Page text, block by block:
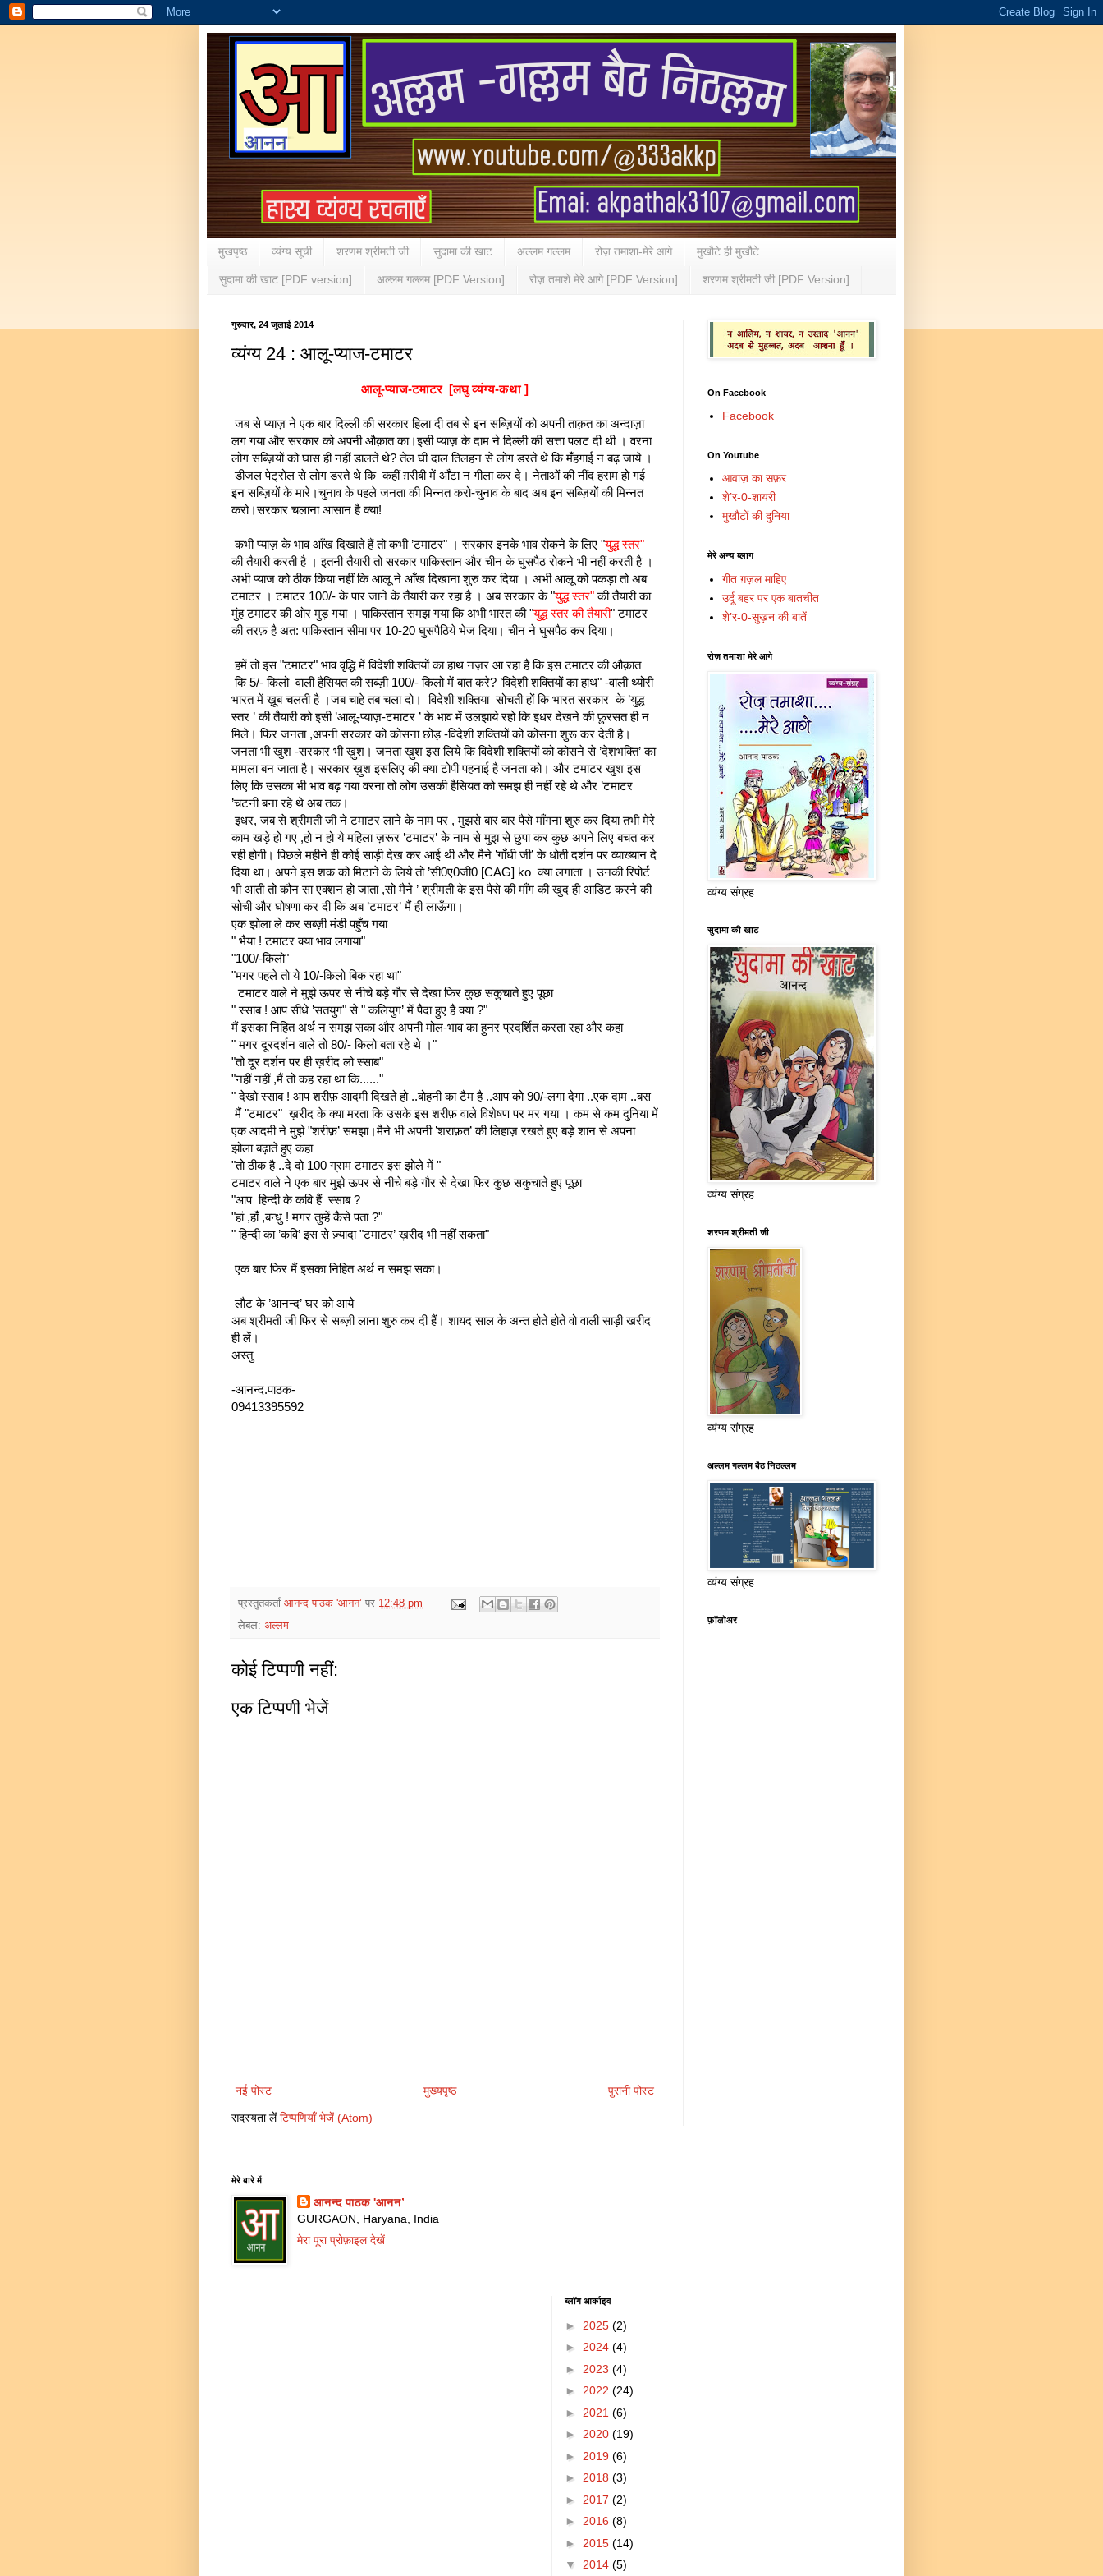
मुखपृष्ठ व्यंग्य सूची शरणम श्रीमती जी सुदामा की खाट अल्लम गल्लम रोज़ तमाशा-मेरे आगे मुखौटे ही मुखौटे
सुदामा की खाट [PDF version] अल्लम गल्लम [PDF Version] रोज़ तमाशे मेरे आगे [PDF Version] शरणम श्रीमती जी [PDF Version]
गुरुवार, 24 जुलाई 2014
व्यंग्य 24 : आलू-प्याज-टमाटर
आलू-प्याज-टमाटर [लघु व्यंग्य-कथा ]
जब से प्याज़ ने एक बार दिल्ली की सरकार हिला दी तब से इन सब्ज़ियों को अपनी ताक़त का अन्दाज़ा
लग गया और सरकार को अपनी औक़ात का।इसी प्याज़ के दाम ने दिल्ली की सत्ता पलट दी थी । वरना
लोग सब्ज़ियों को घास ही नहीं डालते थे? तेल घी दाल तिलहन से लोग डरते थे कि मँहगाई न बढ़ जाये ।
डीजल पेट्रोल से लोग डरते थे कि कहीं ग़रीबी में आँटा न गीला कर दे। नेताओं की नींद हराम हो गई
इन सब्ज़ियों के मारे।चुनाव के पहले जनता की मिन्नत करो-चुनाव के बाद अब इन सब्ज़ियों की मिन्नत
करो।सरकार चलाना आसान है क्या!
कभी प्याज़ के भाव आँख दिखाते हैं तो कभी ’टमाटर" । सरकार इनके भाव रोकने के लिए "युद्ध स्तर"
की तैयारी करती है । इतनी तैयारी तो सरकार पाकिस्तान और चीन के घुसपैठ रोकने भी नहीं करती है ।
अभी प्याज को ठीक किया नहीं कि आलू ने आँख दिखाना शुरु कर दिया । अभी आलू को पकड़ा तो अब
टमाटर । टमाटर 100/- के पार जाने के तैयारी कर रहा है । अब सरकार के "युद्ध स्तर"की तैयारी का
मुंह टमाटर की ओर मुड़ गया । पाकिस्तान समझ गया कि अभी भारत की "युद्ध स्तर की तैयारी" टमाटर
की तरफ़ है अत: पाकिस्तान सीमा पर 10-20 घुसपैठिये भेज दिया। चीन ने घुसपैठ कर दिया।
हमें तो इस "टमाटर" भाव वृद्धि में विदेशी शक्तियों का हाथ नज़र आ रहा है कि इस टमाटर की औक़ात
कि 5/- किलो वाली हैसियत की सब्ज़ी 100/- किलो में बात करे? ’विदेशी शक्तियों का हाथ" -वाली थ्योरी
भारत में ख़ूब चलती है ।जब चाहे तब चला दो। विदेशी शक्तिया सोचती हों कि भारत सरकार के ’युद्ध
स्तर ’ की तैयारी को इसी ’आलू-प्याज़-टमाटर ’ के भाव में उलझाये रहो कि इधर देखने की फ़ुरसत ही न
मिले। फिर जनता ,अपनी सरकार को कोसना छोड़ -विदेशी शक्तियों को कोसना शुरू कर देती है।
जनता भी खुश -सरकार भी ख़ुश। जनता ख़ुश इस लिये कि विदेशी शक्तियों को कोसने से ’देशभक्ति’ का
मामला बन जाता है। सरकार ख़ुश इसलिए की क्या टोपी पहनाई है जनता को। और टमाटर खुश इस
लिए कि उसका भी भाव बढ़ गया वरना तो लोग उसकी हैसियत को समझ ही नहीं रहे थे और ’टमाटर
’चटनी बना रहे थे अब तक।
इधर, जब से श्रीमती जी ने टमाटर लाने के नाम पर , मुझसे बार बार पैसे माँगना शुरु कर दिया तभी मेरे
काम खड़े हो गए ,हो न हो ये महिला ज़रूर ’टमाटर’ के नाम से मुझ से छुपा कर कुछ अपने लिए बचत कर
रही होगी। पिछले महीने ही कोई साड़ी देख कर आई थी और मैने ’गाँधी जी’ के धोती दर्शन पर व्याख्यान दे
दिया था। अपने इस शक को मिटाने के लिये तो ’सी0ए0जी0 [CAG] ko क्या लगाता । उनकी रिपोर्ट
भी आती तो कौन सा एक्शन हो जाता ,सो मैने ’ श्रीमती के इस पैसे की माँग की खुद ही आडिट करने की
सोची और घोषणा कर दी कि अब ’टमाटर’ मैं ही लाऊँगा।
एक झोला ले कर सब्ज़ी मंडी पहुँच गया
" भैया ! टमाटर क्या भाव लगाया"
"100/-किलो"
"मगर पहले तो ये 10/-किलो बिक रहा था"
टमाटर वाले ने मुझे ऊपर से नीचे बड़े गौर से देखा फिर कुछ सकुचाते हुए पूछा
" स्साब ! आप सीधे ’सतयुग" से " कलियुग’ में पैदा हुए हैं क्या ?"
मैं इसका निहित अर्थ न समझ सका और अपनी मोल-भाव का हुनर प्रदर्शित करता रहा और कहा
" मगर दूरदर्शन वाले तो 80/- किलो बता रहे थे ।"
"तो दूर दर्शन पर ही ख़रीद लो स्साब"
"नहीं नहीं ,मैं तो कह रहा था कि......"
" देखो स्साब ! आप शरीफ़ आदमी दिखते हो ..बोहनी का टैम है ..आप को 90/-लगा देगा ..एक दाम ..बस
मैं "टमाटर" ख़रीद के क्या मरता कि उसके इस शरीफ़ वाले विशेषण पर मर गया । कम से कम दुनिया में
एक आदमी ने मुझे "शरीफ़’ समझा।मैने भी अपनी ’शराफ़त’ की लिहाज़ रखते हुए बड़े शान से अपना
झोला बढ़ाते हुए कहा
"तो ठीक है ..दे दो 100 ग्राम टमाटर इस झोले में "
टमाटर वाले ने एक बार मुझे ऊपर से नीचे बड़े गौर से देखा फिर कुछ सकुचाते हुए पूछा
"आप हिन्दी के कवि हैं स्साब ?
"हां ,हाँ ,बन्धु ! मगर तुम्हें कैसे पता ?"
" हिन्दी का ’कवि’ इस से ज़्यादा "टमाटर’ ख़रीद भी नहीं सकता"
एक बार फिर मैं इसका निहित अर्थ न समझ सका।
लौट के ’आनन्द’ घर को आये
अब श्रीमती जी फिर से सब्ज़ी लाना शुरु कर दी हैं। शायद साल के अन्त होते होते वो वाली साड़ी खरीद
ही लें।
अस्तु
-आनन्द.पाठक-
09413395592
प्रस्तुतकर्ता आनन्द पाठक 'आनन’ पर 12:48 pm
लेबल: अल्लम
कोई टिप्पणी नहीं:
एक टिप्पणी भेजें
नई पोस्ट पुरानी पोस्ट
मुख्यपृष्ठ
सदस्यता लेंटिप्पणियाँ भेजें (Atom)
On Facebook
Facebook
On Youtube
आवाज़ का सफ़र
शे’र-0-शायरी
मुखौटों की दुनिया
मेरे अन्य ब्लाग
गीत ग़ज़ल माहिए
उर्दू बहर पर एक बातचीत
शे’र-0-सुख़न की बातें
रोज़ तमाशा मेरे आगे
व्यंग्य संग्रह
सुदामा की खाट
व्यंग्य संग्रह
शरणम श्रीमती जी
व्यंग्य संग्रह
अल्लम गल्लम बैठ निठल्लम
व्यंग्य संग्रह
फ़ॉलोअर
मेरे बारे में
आनन्द पाठक 'आनन’
GURGAON, Haryana, India
मेरा पूरा प्रोफ़ाइल देखें
ब्लॉग आर्काइव
► 2025 (2)
► 2024 (4)
► 2023 (4)
► 2022 (24)
► 2021 (6)
► 2020 (19)
► 2019 (6)
► 2018 (3)
► 2017 (2)
► 2016 (8)
► 2015 (14)
▼ 2014 (5)